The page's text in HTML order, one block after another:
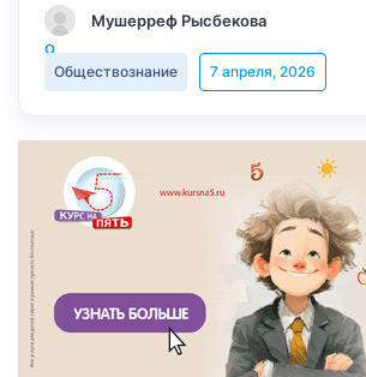
Мушерреф Рысбекова
Обществознание 7 апреля, 2026